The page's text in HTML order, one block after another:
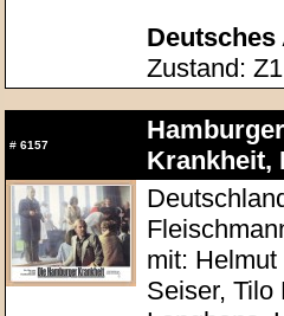
Deutsches
Zustand: Z1
# 6157
Krankheit,
mit:
Seiser, Tilo